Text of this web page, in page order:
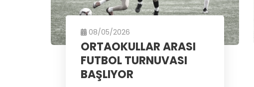
08/05/2026
ORTAOKULLAR ARASI
FUTBOL TURNUVASI
BAŞLIYOR